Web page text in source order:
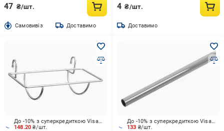
47 ₴/шт.
Cамовивіз Доставимо
4 ₴/шт.
Доставимо
148.20₴/шт.
До -10% з суперкредиткою Visa Вигода
133 ₴/шт.
До -10% з суперкредиткою Visa Вигода